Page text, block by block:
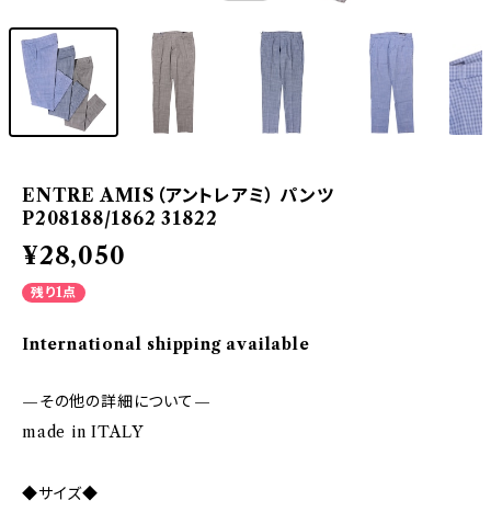
ENTRE AMIS（アントレアミ） パンツ
P208188/1862 31822
¥28,050
残り1点
International shipping available
—その他の詳細について—
made in ITALY
◆サイズ◆